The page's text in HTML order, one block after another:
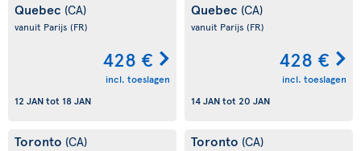
Quebec (CA)
vanuit Parijs (FR)
428 €
incl. toeslagen
12 JANtot 18 JAN
Quebec (CA)
vanuit Parijs (FR)
428 €
incl. toeslagen
14 JANtot 20 JAN
Toronto (CA) Toronto (CA)